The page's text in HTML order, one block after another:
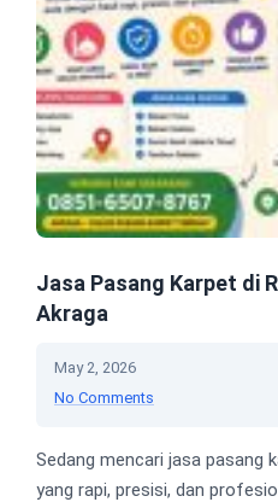
Jasa Pasang Karpet di
Akraga
May 2, 2026
No Comments
Sedang mencari jasa pasang
yang rapi, presisi, dan